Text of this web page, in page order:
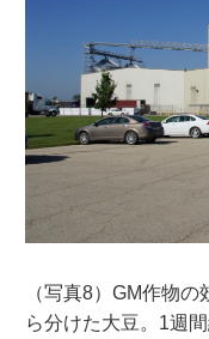
（写真8）GM作物
ら分けた大豆。1週